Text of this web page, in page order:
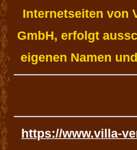
Internetseiten von
GmbH, erfolgt
eigenen Namen
https://www.villa-